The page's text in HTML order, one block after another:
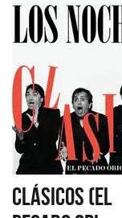
CLÁSICOS (EL